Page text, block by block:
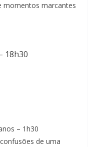
momentos marcantes
18h30
– 1h30
de uma